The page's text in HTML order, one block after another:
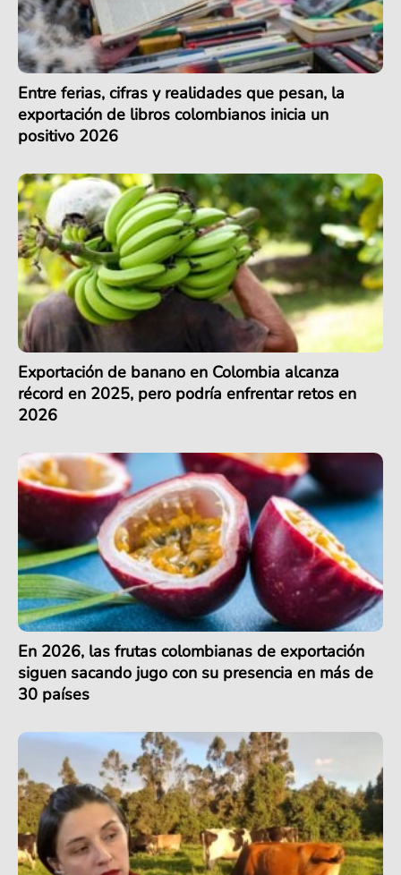
Entre ferias, cifras y realidades que pesan, la
exportación de libros colombianos inicia un
positivo 2026
Exportación de banano en Colombia alcanza
récord en 2025, pero podría enfrentar retos en
2026
En 2026, las frutas colombianas de exportación
siguen sacando jugo con su presencia en más de
30 países